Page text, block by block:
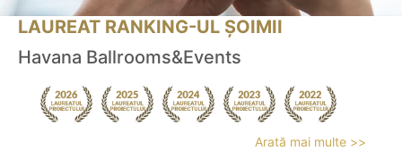
LAUREAT RANKING-UL ȘOIMII
Havana Ballrooms&Events
Arată mai multe >>